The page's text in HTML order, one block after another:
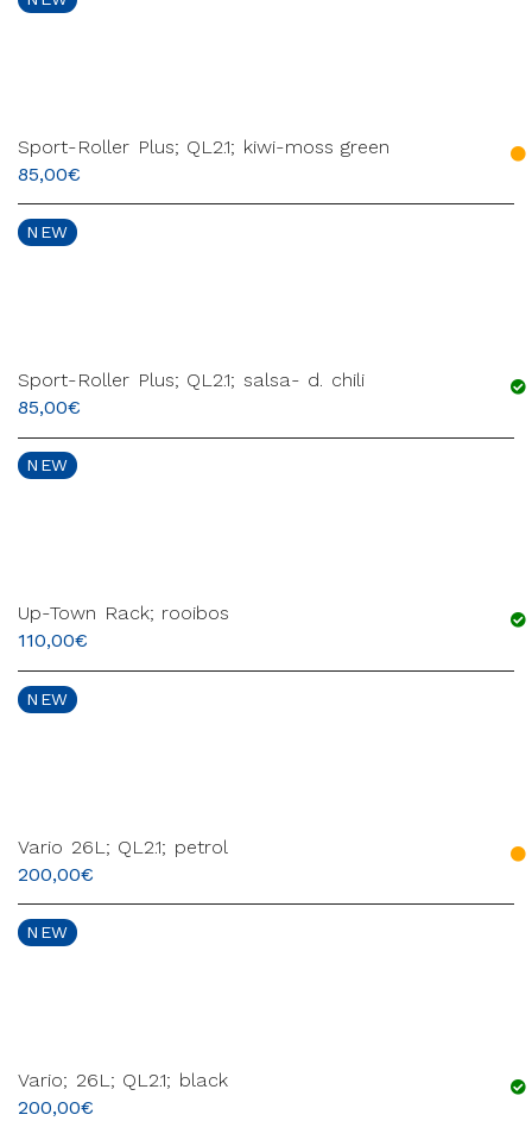
Sport-Roller Plus; QL2.1; kiwi-moss green
85,00€
NEW
Sport-Roller Plus; QL2.1; salsa- d. chili
85,00€
NEW
Up-Town Rack; rooibos
110,00€
NEW
Vario 26L; QL2.1; petrol
200,00€
NEW
Vario; 26L; QL2.1; black
200,00€